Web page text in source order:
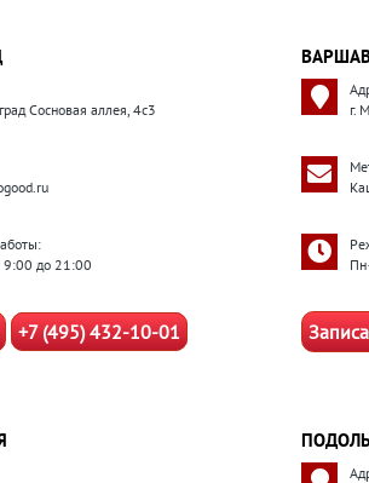
Сосновая аллея, 4с3
9:00 до 21:00
+7 (495) 432-10-01
г.